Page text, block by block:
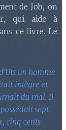
de Job, on
qui aide à
ce livre. Le
un homme
intègre et
du mal. Il
sept
cinq cents